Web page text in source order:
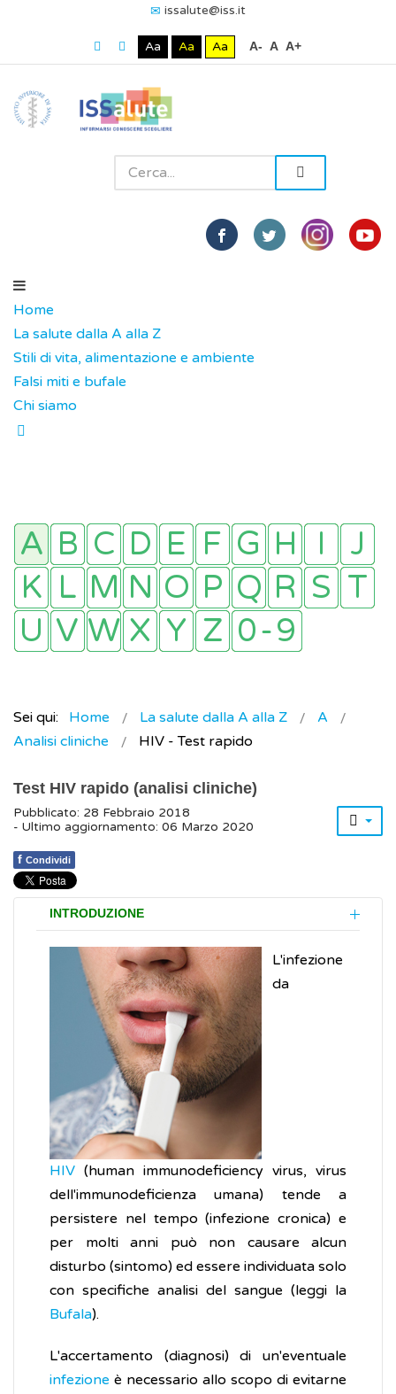
issalute@iss.it
Aa Aa Aa A- A A+
Home
La salute dalla A alla Z
Stili di vita, alimentazione e ambiente
Falsi miti e bufale
Chi siamo
Sei qui: Home La salute dalla A alla Z
A
Analisi cliniche
HIV - Test rapido
Test HIV rapido (analisi cliniche)
Pubblicato: 28 Febbraio 2018
- Ultimo aggiornamento: 06 Marzo 2020
f Condividi
INTRODUZIONE
L'infezione
da
HIV (human immunodeficiency virus, virus
dell'immunodeficienza umana) tende a
persistere nel tempo (infezione cronica) e
per molti anni può non causare alcun
disturbo (sintomo) ed essere individuata solo
con specifiche analisi del sangue (leggi la
Bufala).
L'accertamento (diagnosi) di un'eventuale
infezione è necessario allo scopo di evitarne